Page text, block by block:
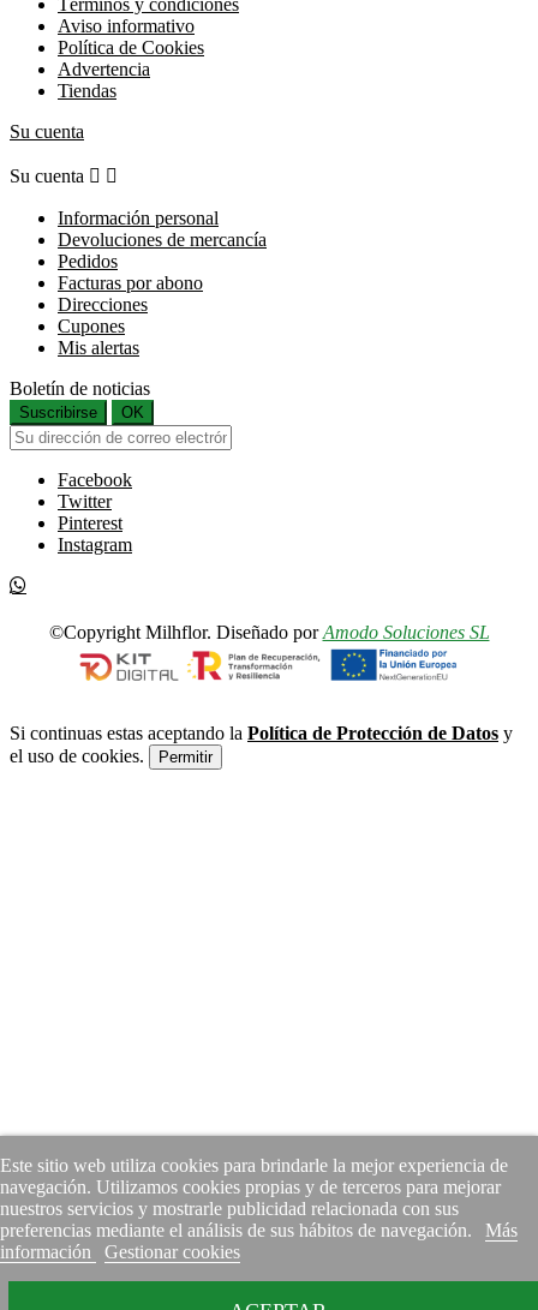
Este sitio web utiliza cookies para brindarle la mejor experiencia de
navegación. Utilizamos cookies propias y de terceros para mejorar
nuestros servicios y mostrarle publicidad relacionada con sus
preferencias mediante el análisis de sus hábitos de navegación.
Más
información
Gestionar cookies
Aviso informativo
Política de Cookies
Advertencia
Tiendas
Su cuenta
Su cuenta  
Información personal
Devoluciones de mercancía
Pedidos
Facturas por abono
Direcciones
Cupones
Mis alertas
Boletín de noticias
Suscribirse OK
Facebook
Twitter
Pinterest
Instagram
©Copyright Milhflor. Diseñado porAmodo Soluciones SL
Si continuas estas aceptando la Política de Protección de Datos y
el uso de cookies.
Permitir